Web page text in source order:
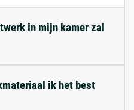
in mijn kamer zal
ik het best